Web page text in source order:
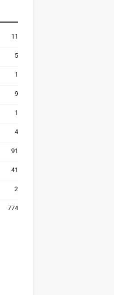
11
5
1
9
1
4
91
41
2
774